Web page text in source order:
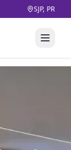
SJP, PR